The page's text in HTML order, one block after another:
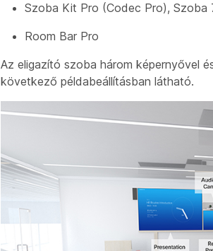
Szoba Kit Pro (Codec Pro), Szoba
Room Bar Pro
Az eligazító szoba három képernyővel
következő példabeállításban látható.